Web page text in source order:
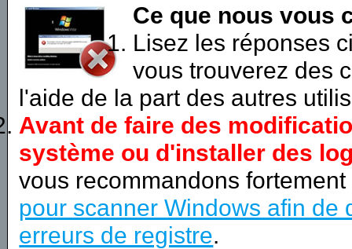
Ce que nous vous
Lisez les réponses
vous trouverez des
l'aide de la part des autres
Avant de faire des
système ou d'installer des
vous recommandons
pour scanner Windows afin de
erreurs de registre.